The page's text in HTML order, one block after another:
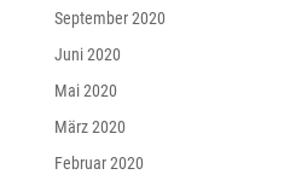
September 2020
Juni 2020
Mai 2020
März 2020
Februar 2020